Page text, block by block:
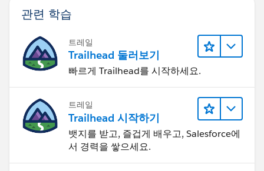
관련 학습
트레일
Trailhead 둘러보기
빠르게 Trailhead를 시작하세요.
트레일
Trailhead 시작하기
뱃지를 받고, 즐겁게 배우고, Salesforce에
서 경력을 쌓으세요.